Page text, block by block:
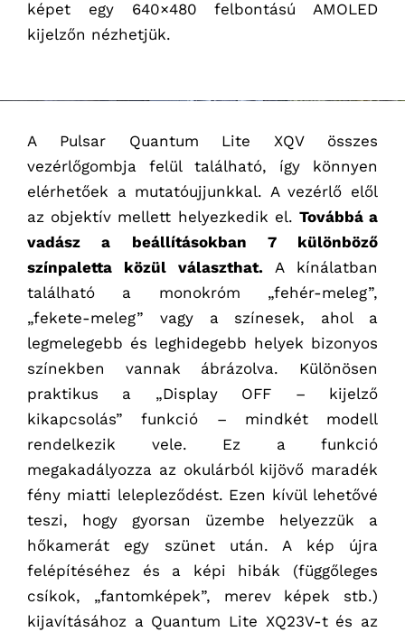
képet egy 640×480 felbontású AMOLED
kijelzőn nézhetjük.
A Pulsar Quantum Lite XQV összes
vezérlőgombja felül található, így könnyen
elérhetőek a mutatóujjunkkal. A vezérlő elől
az objektív mellett helyezkedik el. Továbbá a
vadász a beállításokban 7 különböző
színpaletta közül választhat. A kínálatban
található a monokróm „fehér-meleg”,
„fekete-meleg” vagy a színesek, ahol a
legmelegebb és leghidegebb helyek bizonyos
színekben vannak ábrázolva. Különösen
praktikus a „Display OFF – kijelző
kikapcsolás” funkció – mindkét modell
rendelkezik vele. Ez a funkció
megakadályozza az okulárból kijövő maradék
fény miatti lelepleződést. Ezen kívül lehetővé
teszi, hogy gyorsan üzembe helyezzük a
hőkamerát egy szünet után. A kép újra
felépítéséhez és a képi hibák (függőleges
csíkok, „fantomképek”, merev képek stb.)
kijavításához a Quantum Lite XQ23V-t és az